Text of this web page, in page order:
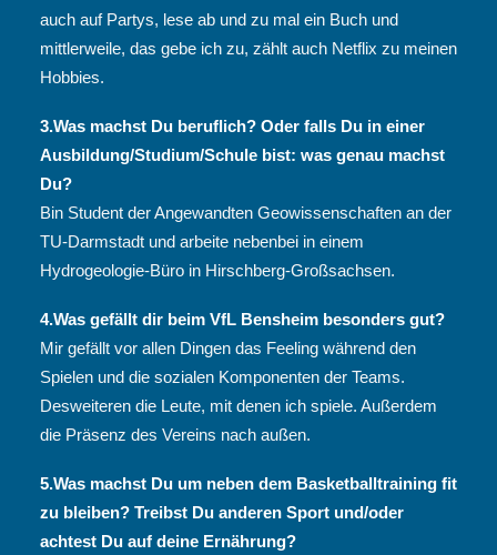
auch auf Partys, lese ab und zu mal ein Buch und
mittlerweile, das gebe ich zu, zählt auch Netflix zu meinen
Hobbies.
3.Was machst Du beruflich? Oder falls Du in einer
Ausbildung/Studium/Schule bist: was genau machst
Du?
Bin Student der Angewandten Geowissenschaften an der
TU-Darmstadt und arbeite nebenbei in einem
Hydrogeologie-Büro in Hirschberg-Großsachsen.
4.Was gefällt dir beim VfL Bensheim besonders gut?
Mir gefällt vor allen Dingen das Feeling während den
Spielen und die sozialen Komponenten der Teams.
Desweiteren die Leute, mit denen ich spiele. Außerdem
die Präsenz des Vereins nach außen.
5.Was machst Du um neben dem Basketballtraining fit
zu bleiben? Treibst Du anderen Sport und/oder
achtest Du auf deine Ernährung?